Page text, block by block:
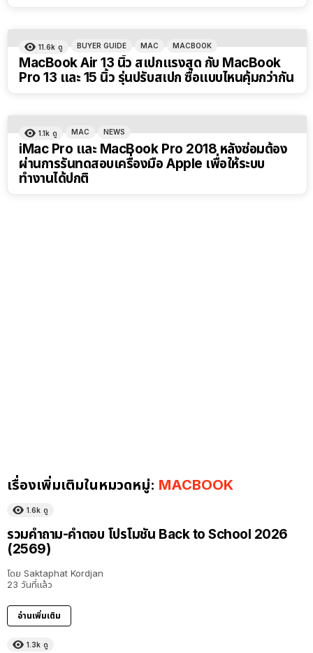
11.6k ดู BUYER GUIDE MAC MACBOOK
MacBook Air 13 นิ้ว สเปกแรงสุด กับ MacBook
Pro 13 และ 15 นิ้ว รุ่นปรับสเปก ซื้อแบบไหนคุ้มกว่ากัน
1.1k ดู MAC NEWS
iMac Pro และ MacBook Pro 2018 หลังซ่อมต้อง
ผ่านการรันทดสอบเครื่องมือ Apple เพื่อให้ระบบ
ทำงานได้ปกติ
เรื่องเพิ่มเติมในหมวดหมู่: MACBOOK
1.6k ดู
รวมคำถาม-คำตอบ โปรโมชัน Back to School 2026
(2569)
โดย Saktaphat Kordjan
23 วันที่แล้ว
อ่านเพิ่มเติม
1.3k ดู